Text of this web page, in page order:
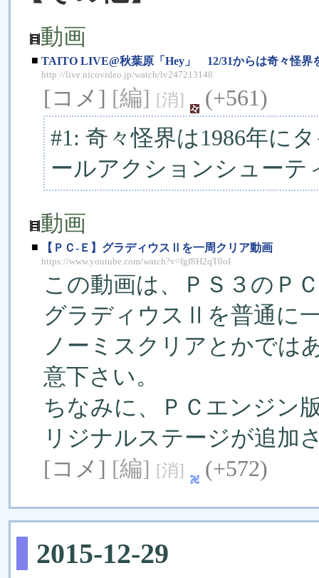
動画
■ TAITO LIVE@秋葉原「Hey」 12/31からは奇々怪界
http://live.nicovideo.jp/watch/lv247213148
[コメ] [編] [消]
(+561)
#1: 奇々怪界は1986年に
ールアクションシューテ
動画
■ 【ＰＣ-Ｅ】グラディウスⅡを一周クリア動画
https://www.youtube.com/watch?v=fgf8H2qT0oI
この動画は、ＰＳ３のＰ
グラディウスⅡを普通に
ノーミスクリアとかでは
意下さい。
ちなみに、ＰＣエンジン
リジナルステージが追加
[コメ] [編] [消] (+572)
2015-12-29